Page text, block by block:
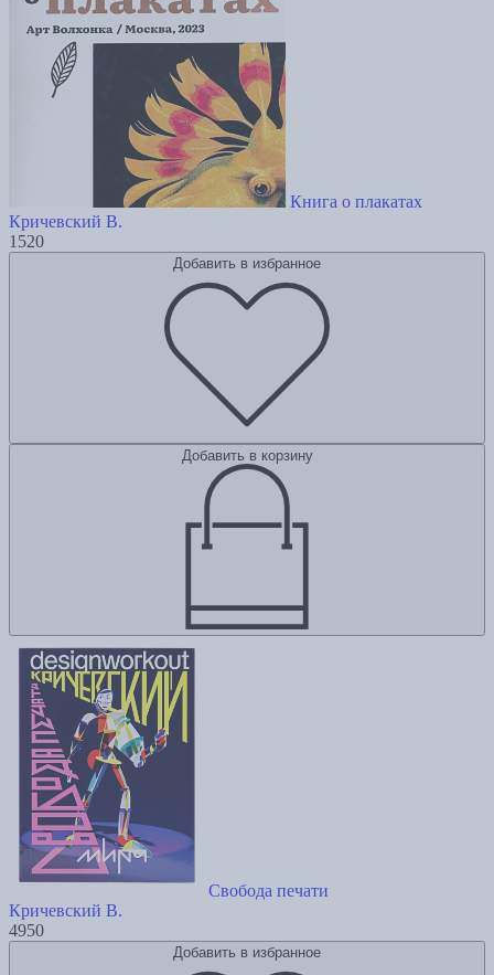
Книга о плакатах
Кричевский В.
1520
Добавить в избранное
Добавить в корзину
Свобода печати
Кричевский В.
4950
Добавить в избранное